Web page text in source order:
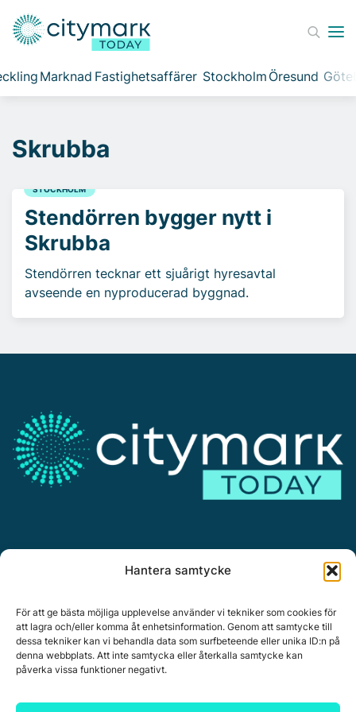
Hantera samtycke
För att ge bästa möjliga upplevelse använder vi tekniker som cookies för
att lagra och/eller komma åt enhetsinformation. Genom att samtycke till
dessa tekniker kan vi behandla data som surfbeteende eller unika ID:n på
denna webbplats. Att inte samtycka eller återkalla samtycke kan
påverka vissa funktioner negativt.
Marknad Fastighetsaffärer Stockholm Öresund
Skrubba
STOCKHOLM
Stendörren bygger nytt i
Skrubba
Stendörren tecknar ett sjuårigt hyresavtal
avseende en nyproducerad byggnad.
Personuppgiftspolicy
www.citymark.se, Tel. växel 0651-15050,Policy för